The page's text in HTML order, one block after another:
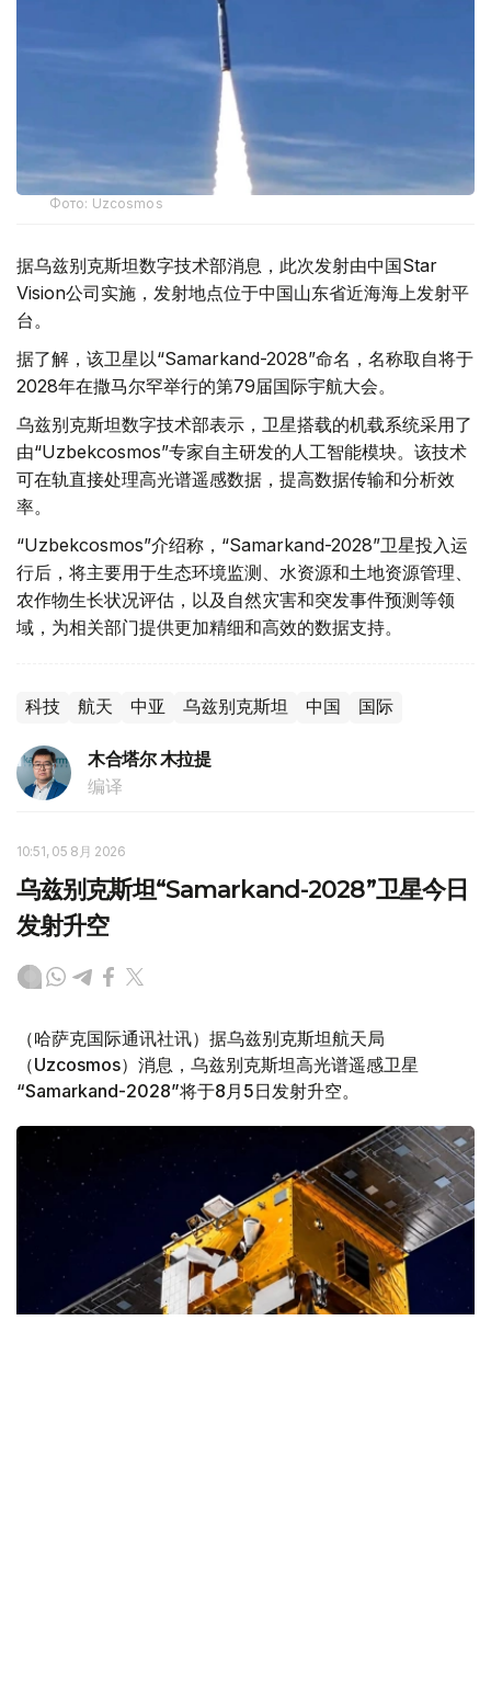
Фото: Uzcosmos
据乌兹别克斯坦数字技术部消息，此次发射由中国Star
Vision公司实施，发射地点位于中国山东省近海海上发射平
台。
据了解，该卫星以“Samarkand-2028”命名，名称取自将于
2028年在撒马尔罕举行的第79届国际宇航大会。
乌兹别克斯坦数字技术部表示，卫星搭载的机载系统采用了
由“Uzbekcosmos”专家自主研发的人工智能模块。该技术
可在轨直接处理高光谱遥感数据，提高数据传输和分析效
率。
“Uzbekcosmos”介绍称，“Samarkand-2028”卫星投入运
行后，将主要用于生态环境监测、水资源和土地资源管理、
农作物生长状况评估，以及自然灾害和突发事件预测等领
域，为相关部门提供更加精细和高效的数据支持。
科技 航天 中亚 乌兹别克斯坦 中国 国际
木合塔尔 木拉提
编译
10:51, 05 8月 2026
乌兹别克斯坦“Samarkand-2028”卫星今日
发射升空
（哈萨克国际通讯社讯）据乌兹别克斯坦航天局
（Uzcosmos）消息，乌兹别克斯坦高光谱遥感卫星
“Samarkand-2028”将于8月5日发射升空。